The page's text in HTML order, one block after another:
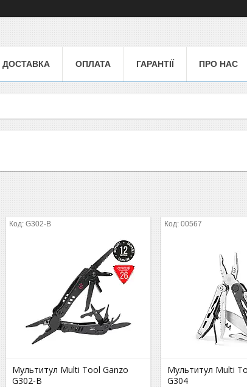
ДОСТАВКА ОПЛАТА ГАРАНТІЇ ПРО НАС
G302-B
Мультитул Multi Tool Ganzo
G302-В
00567
Мультитул Multi
G304